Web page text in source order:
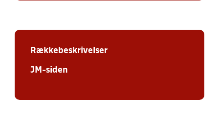
Rækkebeskrivelser
JM-siden